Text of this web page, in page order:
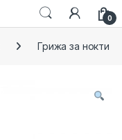
0
Грижа за нокти